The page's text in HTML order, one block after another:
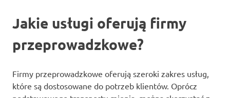
Jakie usługi oferują firmy
przeprowadzkowe?
Firmy przeprowadzkowe oferują szeroki zakres usług,
które są dostosowane do potrzeb klientów. Oprócz